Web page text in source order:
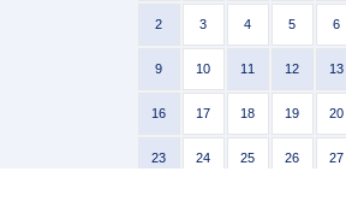
2 3 4 5 6
9 10 11 12 13
16 17 18 19 20
23 24 25 26 27